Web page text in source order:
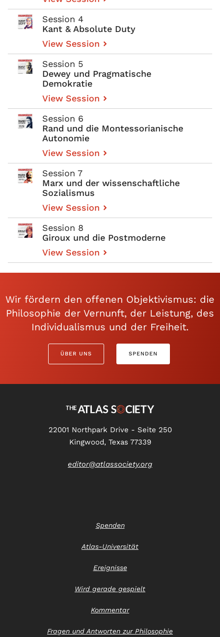
Session 4
Kant & Absolute Duty
View Session
Session 5
Dewey und Pragmatische
Demokratie
View Session
Session 6
Rand und die Montessorianische
Autonomie
View Session
Session 7
Marx und der wissenschaftliche
Sozialismus
View Session
Session 8
Giroux und die Postmoderne
View Session
Wir fördern den offenen Objektivismus: die
Philosophie der Vernunft, der Leistung, des
Individualismus und der Freiheit.
ÜBER UNS SPENDEN
22001 Northpark Drive - Seite 250
Kingwood, Texas 77339
editor@atlassociety.org
Spenden
Atlas-Universität
Ereignisse
Wird gerade gespielt
Kommentar
Fragen und Antworten zur Philosophie